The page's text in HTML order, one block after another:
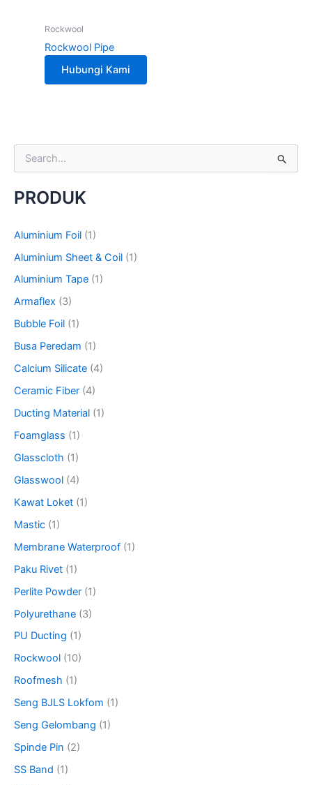
Rockwool
Rockwool Pipe
Hubungi Kami
e
f
o
:
PRODUK
Aluminium Foil (1)
Aluminium Sheet & Coil (1)
Aluminium Tape (1)
Armaflex (3)
Bubble Foil (1)
Busa Peredam (1)
Calcium Silicate (4)
Ceramic Fiber (4)
Ducting Material (1)
Foamglass (1)
Glasscloth (1)
Glasswool (4)
Kawat Loket (1)
Mastic (1)
Membrane Waterproof (1)
Paku Rivet (1)
Perlite Powder (1)
Polyurethane (3)
PU Ducting (1)
Rockwool (10)
Roofmesh (1)
Seng BJLS Lokfom (1)
Seng Gelombang (1)
Spinde Pin (2)
SS Band (1)